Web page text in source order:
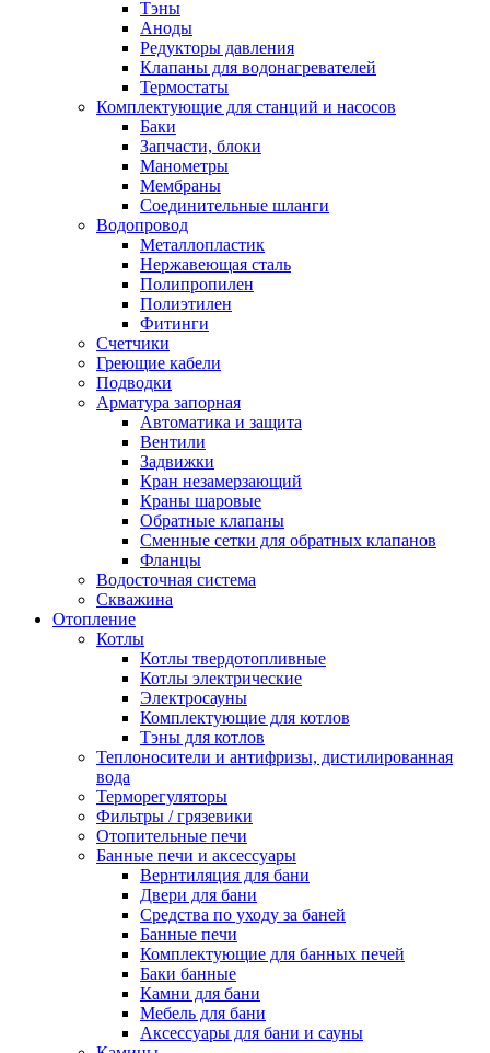
Обмен и возврат товара
Тэны
Аноды
Редукторы давления
Клапаны для водонагревателей
Термостаты
Комплектующие для станций и насосов
Баки
Запчасти, блоки
Манометры
Мембраны
Соединительные шланги
Водопровод
Металлопластик
Нержавеющая сталь
Полипропилен
Полиэтилен
Фитинги
Счетчики
Греющие кабели
Подводки
Арматура запорная
Автоматика и защита
Вентили
Задвижки
Кран незамерзающий
Краны шаровые
Обратные клапаны
Сменные сетки для обратных клапанов
Фланцы
Водосточная система
Скважина
Отопление
Котлы
Котлы твердотопливные
Котлы электрические
Электросауны
Комплектующие для котлов
Тэны для котлов
Теплоносители и антифризы, дистилированная
вода
Терморегуляторы
Фильтры / грязевики
Отопительные печи
Банные печи и аксессуары
Вернтиляция для бани
Двери для бани
Средства по уходу за баней
Банные печи
Комплектующие для банных печей
Баки банные
Камни для бани
Мебель для бани
Аксессуары для бани и сауны